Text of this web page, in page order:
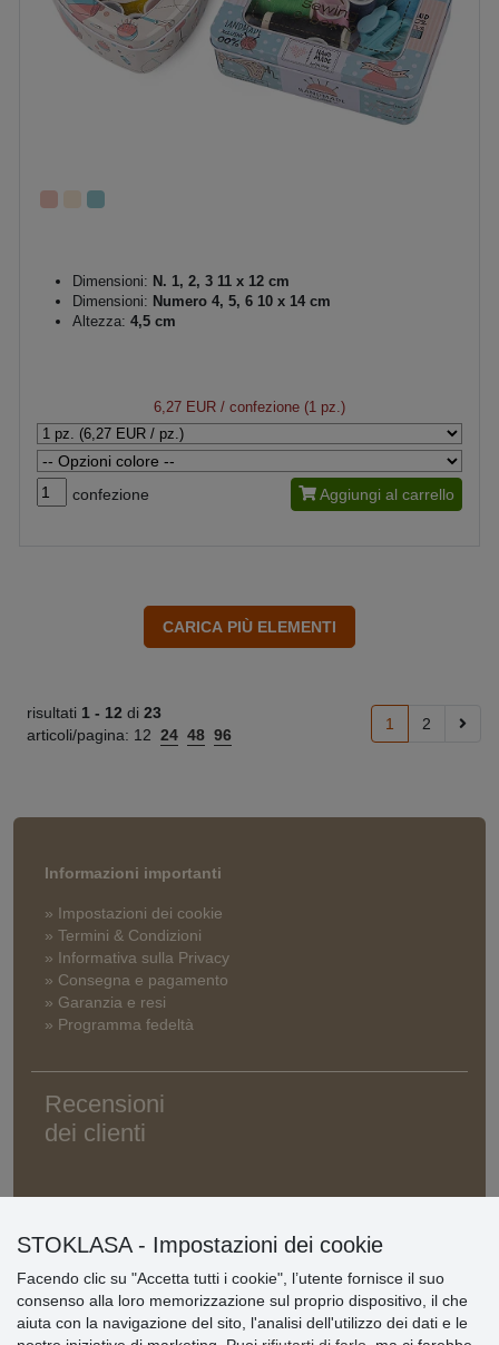
Dimensioni: N. 1, 2, 3 11 x 12 cm
Dimensioni: Numero 4, 5, 6 10 x 14 cm
Altezza: 4,5 cm
6,27 EUR / confezione (1 pz.)
confezione Aggiungi al carrello
risultati 1 - 12 di 23
articoli/pagina: 12 24 48 96
1 2
Informazioni importanti
» Impostazioni dei cookie
» Termini & Condizioni
» Informativa sulla Privacy
» Consegna e pagamento
» Garanzia e resi
» Programma fedeltà
Recensioni
dei clienti
STOKLASA - Impostazioni dei cookie
Facendo clic su "Accetta tutti i cookie", l’utente fornisce il suo
consenso alla loro memorizzazione sul proprio dispositivo, il che
aiuta con la navigazione del sito, l'analisi dell'utilizzo dei dati e le